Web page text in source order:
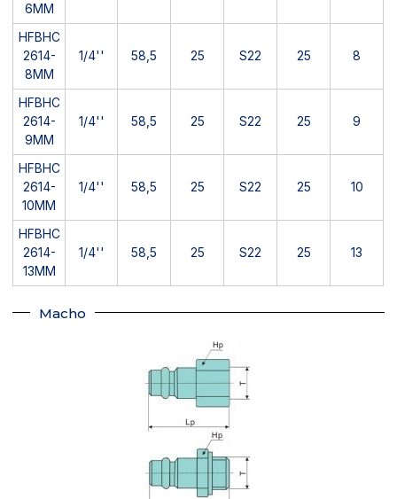
6MM
HFBHC
2614-
8MM
1/4'' 58,5 25 S22 25 8
HFBHC
2614-
9MM
1/4'' 58,5 25 S22 25 9
HFBHC
2614-
10MM
1/4'' 58,5 25 S22 25 10
HFBHC
2614-
13MM
1/4'' 58,5 25 S22 25 13
Macho